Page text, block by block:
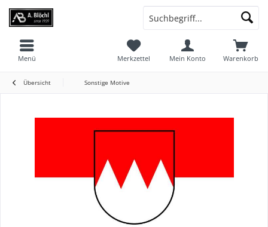
Warenkorb
Merkzettel Mein Konto
Menü
Übersicht Sonstige Motive